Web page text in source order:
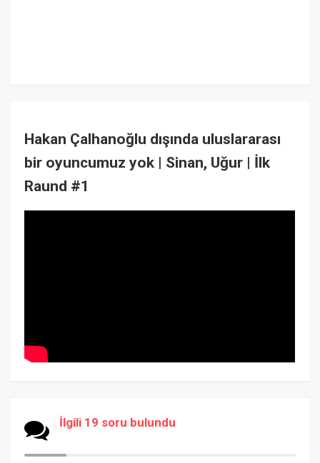
Hakan Çalhanoğlu dışında uluslararası
bir oyuncumuz yok | Sinan, Uğur | İlk
Raund #1
İlgili 19 soru bulundu